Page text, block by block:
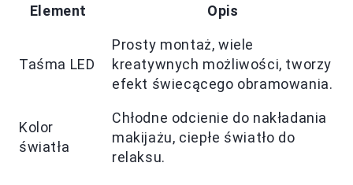
Element Opis
Taśma LED
Prosty montaż, wiele
kreatywnych możliwości, tworzy
efekt świecącego obramowania.
Kolor
światła
Chłodne odcienie do nakładania
makijażu, ciepłe światło do
relaksu.